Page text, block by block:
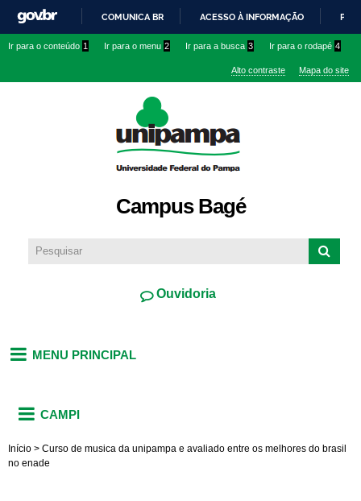
conteúdo
IR
O
COMUNICA BR ACESSO À INFORMAÇÃO
Ir para o conteúdo 1 Ir para o menu 2 Ir para a busca 3 Ir para o rodapé 4
Alto contraste Mapa do site
Campus Bagé
Ouvidoria
MENU PRINCIPAL
CAMPI
Início > Curso de musica da unipampa e avaliado entre os melhores do brasil
no enade